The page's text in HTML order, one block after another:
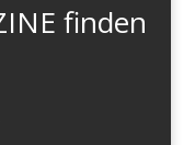
finden